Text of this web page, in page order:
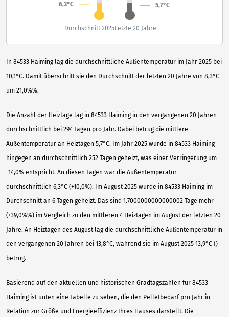
In 84533 Haiming lag die durchschnittliche Außentemperatur im Jahr 2025 bei
10,1°C. Damit überschritt sie den Durchschnitt der letzten 20 Jahre von 8,3°C
um 21,0%%.
Die Anzahl der Heiztage lag in 84533 Haiming in den vergangenen 20 Jahren
durchschnittlich bei 294 Tagen pro Jahr. Dabei betrug die mittlere
Außentemperatur an Heiztagen 5,7°C. Im Jahr 2025 wurde in 84533 Haiming
hingegen an durchschnittlich 252 Tagen geheizt, was einer Verringerung um
-14,0% entspricht. An diesen Tagen war die Außentemperatur
durchschnittlich 6,3°C (+10,0%). Im August 2025 wurde in 84533 Haiming im
Durchschnitt an 6 Tagen geheizt. Das sind 1.7000000000000002 Tage mehr
(+39,0%%) im Vergleich zu den mittleren 4 Heiztagen im August der letzten 20
Jahre. An Heiztagen des August lag die durchschnittliche Außentemperatur in
den vergangenen 20 Jahren bei 13,8°C, während sie im August 2025 13,9°C ()
betrug.
Basierend auf den aktuellen und historischen Gradtagszahlen für 84533
Haiming ist unten eine Tabelle zu sehen, die den Pelletbedarf pro Jahr in
Relation zur Größe und Energieeffizienz Ihres Hauses darstellt. Die
6,3°C 5,7°C
Durchschnitt 2025Letzte 20 Jahre